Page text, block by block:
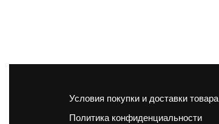
Условия покупки и доставки товара
Политика конфиденциальности